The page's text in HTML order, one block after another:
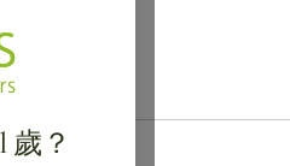
歲？
際運送服務！